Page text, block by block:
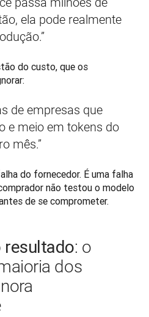
ela pode realmente
do custo, que os
de empresas que
e meio em tokens do
mês.”
do fornecedor. É uma falha
não testou o modelo
de se comprometer.
resultado: o
dos